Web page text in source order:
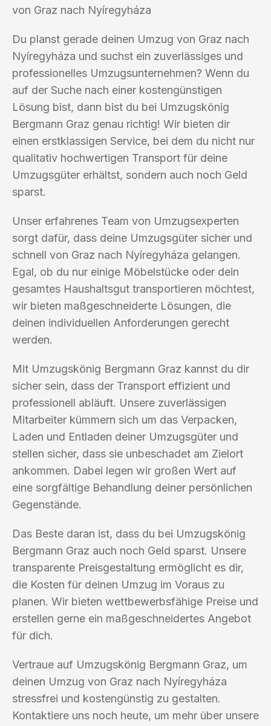
von Graz nach Nyíregyháza
Du planst gerade deinen Umzug von Graz nach
Nyíregyháza und suchst ein zuverlässiges und
professionelles Umzugsunternehmen? Wenn du
auf der Suche nach einer kostengünstigen
Lösung bist, dann bist du bei Umzugskönig
Bergmann Graz genau richtig! Wir bieten dir
einen erstklassigen Service, bei dem du nicht nur
qualitativ hochwertigen Transport für deine
Umzugsgüter erhältst, sondern auch noch Geld
sparst.
Unser erfahrenes Team von Umzugsexperten
sorgt dafür, dass deine Umzugsgüter sicher und
schnell von Graz nach Nyíregyháza gelangen.
Egal, ob du nur einige Möbelstücke oder dein
gesamtes Haushaltsgut transportieren möchtest,
wir bieten maßgeschneiderte Lösungen, die
deinen individuellen Anforderungen gerecht
werden.
Mit Umzugskönig Bergmann Graz kannst du dir
sicher sein, dass der Transport effizient und
professionell abläuft. Unsere zuverlässigen
Mitarbeiter kümmern sich um das Verpacken,
Laden und Entladen deiner Umzugsgüter und
stellen sicher, dass sie unbeschadet am Zielort
ankommen. Dabei legen wir großen Wert auf
eine sorgfältige Behandlung deiner persönlichen
Gegenstände.
Das Beste daran ist, dass du bei Umzugskönig
Bergmann Graz auch noch Geld sparst. Unsere
transparente Preisgestaltung ermöglicht es dir,
die Kosten für deinen Umzug im Voraus zu
planen. Wir bieten wettbewerbsfähige Preise und
erstellen gerne ein maßgeschneidertes Angebot
für dich.
Vertraue auf Umzugskönig Bergmann Graz, um
deinen Umzug von Graz nach Nyíregyháza
stressfrei und kostengünstig zu gestalten.
Kontaktiere uns noch heute, um mehr über unsere